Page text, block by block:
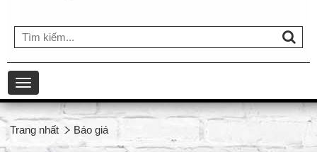
Toggle
navigation
Trang nhất Báo giá